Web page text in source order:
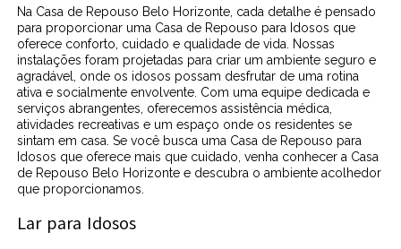
Na Casa de Repouso Belo Horizonte, cada detalhe é pensado
para proporcionar uma Casa de Repouso para Idosos que
oferece conforto, cuidado e qualidade de vida. Nossas
instalações foram projetadas para criar um ambiente seguro e
agradável, onde os idosos possam desfrutar de uma rotina
ativa e socialmente envolvente. Com uma equipe dedicada e
serviços abrangentes, oferecemos assistência médica,
atividades recreativas e um espaço onde os residentes se
sintam em casa. Se você busca uma Casa de Repouso para
Idosos que oferece mais que cuidado, venha conhecer a Casa
de Repouso Belo Horizonte e descubra o ambiente acolhedor
que proporcionamos.
Lar para Idosos